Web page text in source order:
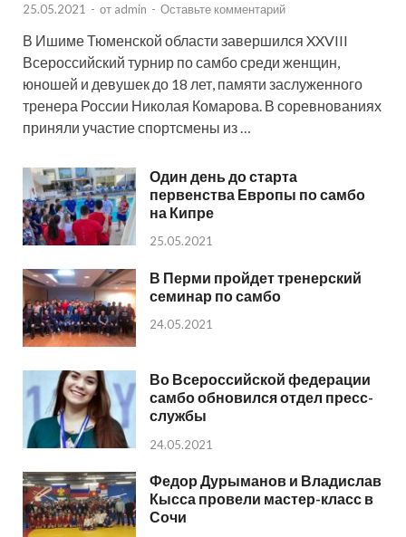
25.05.2021 - от admin - Оставьте комментарий
В Ишиме Тюменской области завершился XXVIII
Всероссийский турнир по самбо среди женщин,
юношей и девушек до 18 лет, памяти заслуженного
тренера России Николая Комарова. В соревнованиях
приняли участие спортсмены из …
Один день до старта
первенства Европы по самбо
на Кипре
25.05.2021
В Перми пройдет тренерский
семинар по самбо
24.05.2021
Во Всероссийской федерации
самбо обновился отдел пресс-
службы
24.05.2021
Федор Дурыманов и Владислав
Кысса провели мастер-класс в
Сочи